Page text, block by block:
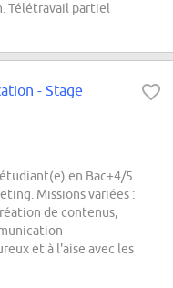
Télétravail partiel
- Stage
en Bac+4/5
Missions variées :
de contenus,
et à l'aise avec les